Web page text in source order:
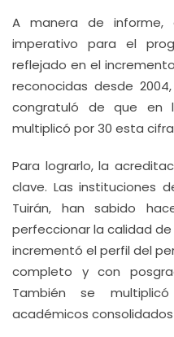
A manera de
imperativo para el
reflejado en el
reconocidas desde
congratuló de que en
multiplicó por 30 esta
Para lograrlo, la
clave. Las instituciones
Tuirán, han sabido
perfeccionar la calidad
incrementó el perfil del
completo y con
También se
académicos